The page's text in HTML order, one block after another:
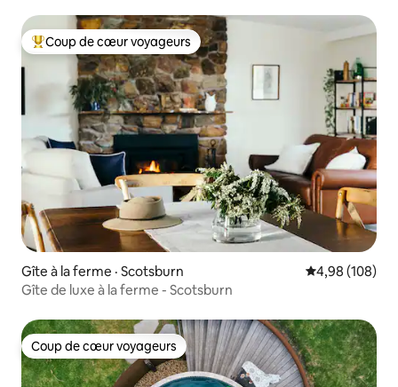
Coup de cœur voyageurs parmi les plus aimés
Coup de cœur voyageurs
Gîte à la ferme · Scotsburn Note
4,98 (108)
Gîte de luxe à la ferme - Scotsburn
Coup de cœur voyageurs
Coup de cœur voyageurs